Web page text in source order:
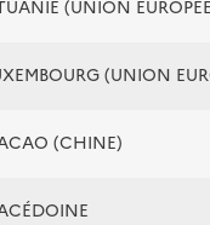
(UNION
(UNION
(CHINE)